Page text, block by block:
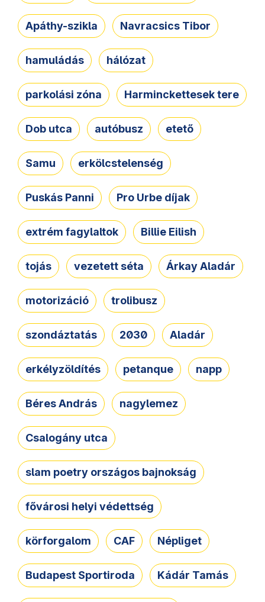
Apáthy-szikla Navracsics Tibor
hamuládás hálózat
parkolási zóna Harminckettesek tere
Dob utca autóbusz etető
Samu erkölcstelenség
Puskás Panni Pro Urbe díjak
extrém fagylaltok Billie Eilish
tojás vezetett séta Árkay Aladár
motorizáció trolibusz
szondáztatás 2030 Aladár
erkélyzöldítés petanque napp
Béres András nagylemez
Csalogány utca
slam poetry országos bajnokság
fővárosi helyi védettség
körforgalom CAF Népliget
Budapest Sportiroda Kádár Tamás